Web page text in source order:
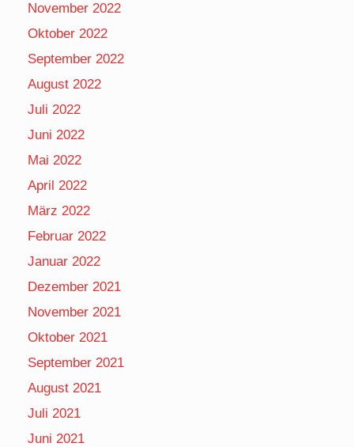
November 2022
Oktober 2022
September 2022
August 2022
Juli 2022
Juni 2022
Mai 2022
April 2022
März 2022
Februar 2022
Januar 2022
Dezember 2021
November 2021
Oktober 2021
September 2021
August 2021
Juli 2021
Juni 2021